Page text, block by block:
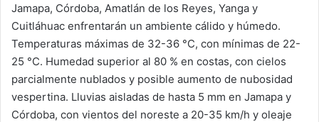
Jamapa, Córdoba, Amatlán de los Reyes, Yanga y
Cuitláhuac enfrentarán un ambiente cálido y húmedo.
Temperaturas máximas de 32-36 °C, con mínimas de 22-
25 °C. Humedad superior al 80 % en costas, con cielos
parcialmente nublados y posible aumento de nubosidad
vespertina. Lluvias aisladas de hasta 5 mm en Jamapa y
Córdoba, con vientos del noreste a 20-35 km/h y oleaje